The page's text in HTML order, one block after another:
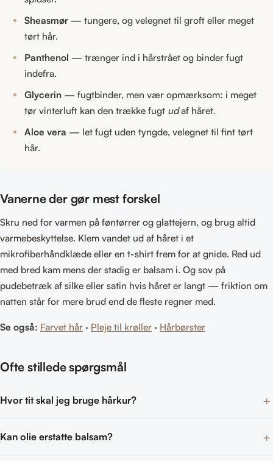
Sheasmør — tungere, og velegnet til groft eller meget
tørt hår.
Panthenol — trænger ind i hårstrået og binder fugt
indefra.
Glycerin — fugtbinder, men vær opmærksom: i meget
tør vinterluft kan den trække fugt udaf håret.
Aloe vera — let fugt uden tyngde, velegnet til fint tørt
hår.
Vanerne der gør mest forskel
Skru ned for varmen på føntørrer og glattejern, og brug altid
varmebeskyttelse. Klem vandet ud af håret i et
mikrofiberhåndklæde eller en t-shirt frem for at gnide. Red ud
med bred kam mens der stadig er balsam i. Og sov på
pudebetræk af silke eller satin hvis håret er langt — friktion om
natten står for mere brud end de fleste regner med.
Se også: Farvet hår · Pleje til krøller · Hårbørster
Ofte stillede spørgsmål
Hvor tit skal jeg bruge hårkur?
Kan olie erstatte balsam?